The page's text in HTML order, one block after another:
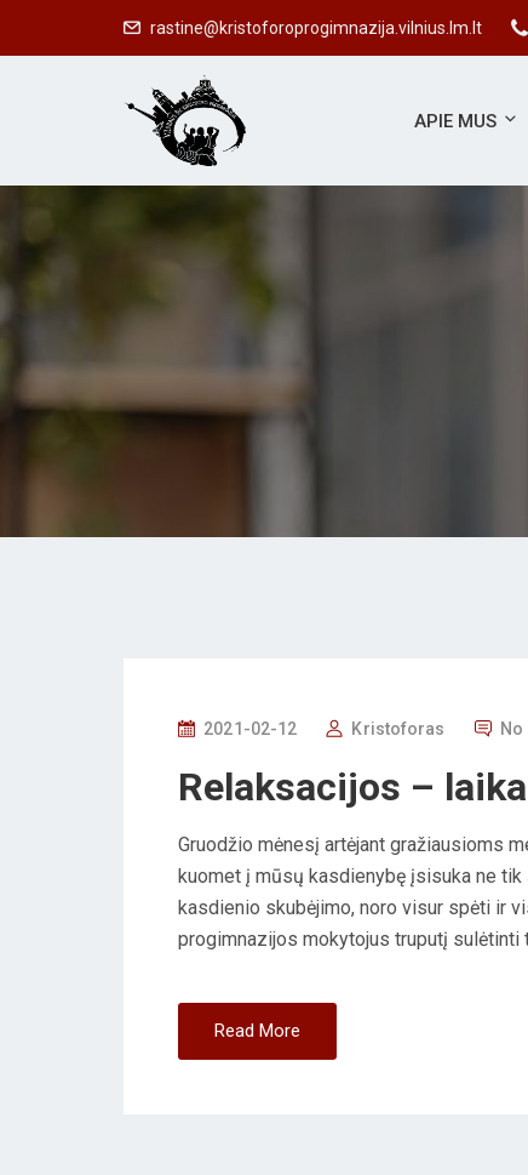
rastine@kristoforoprogimnazija.vilnius.lm.lt
APIE MUS
P
S
E
D
O
N
2021-02-12 Kristoforas
Relaksacijos –
Gruodžio mėnesį artėjant gražiausioms
kuomet į mūsų kasdienybę įsisuka ne
kasdienio skubėjimo, noro visur spėti ir
progimnazijos mokytojus truputį sulėtinti
Read More